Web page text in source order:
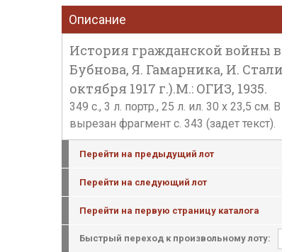
Описание
История гражданской войны
Бубнова, Я. Гамарника, И.
октября 1917 г.).М.: ОГИЗ, 1935.
349 с., 3 л. портр., 25 л. ил. 30 x 23,5
вырезан фрагмент с. 343 (задет текст).
Перейти на предыдущий лот
Перейти на следующий лот
Перейти на первую страницу каталога
Быстрый переход к произвольному лоту: